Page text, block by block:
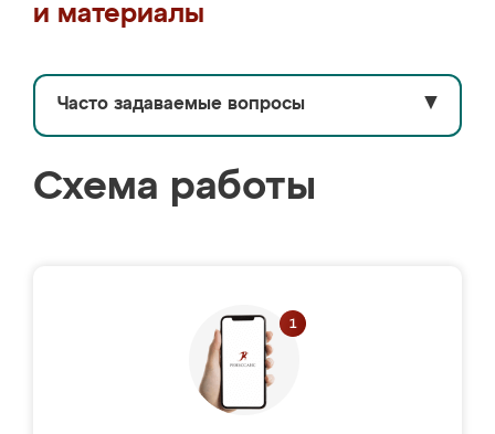
и материалы
Часто задаваемые вопросы ▼
Схема работы